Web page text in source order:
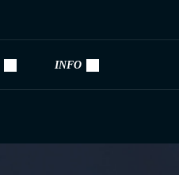
INFO